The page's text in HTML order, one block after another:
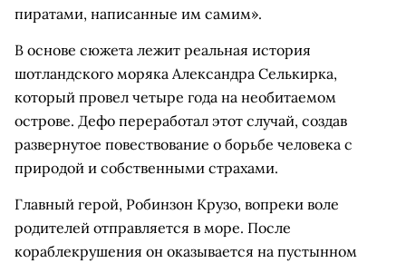
пиратами, написанные им самим».
В основе сюжета лежит реальная история
шотландского моряка Александра Селькирка,
который провел четыре года на необитаемом
острове. Дефо переработал этот случай, создав
развернутое повествование о борьбе человека с
природой и собственными страхами.
Главный герой, Робинзон Крузо, вопреки воле
родителей отправляется в море. После
кораблекрушения он оказывается на пустынном